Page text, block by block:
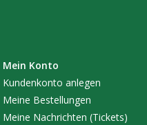
Mein Konto
Kundenkonto anlegen
Meine Bestellungen
Meine Nachrichten (Tickets)